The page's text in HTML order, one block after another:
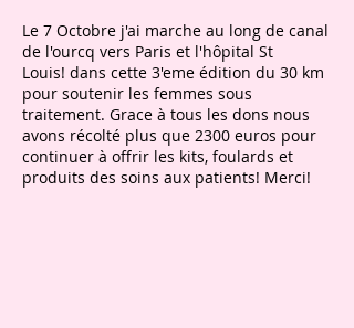
Le 7 Octobre j'ai marche au long de canal
de l'ourcq vers Paris et l'hôpital St
Louis! dans cette 3'eme édition du 30 km
pour soutenir les femmes sous
traitement. Grace à tous les dons nous
avons récolté plus que 2300 euros pour
continuer à offrir les kits, foulards et
produits des soins aux patients! Merci!